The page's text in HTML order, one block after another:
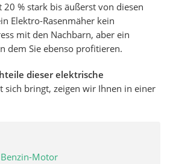
% stark bis äußerst von diesen
Elektro-Rasenmäher kein
mit den Nachbarn, aber ein
dem Sie ebenso profitieren.
dieser elektrische
sich bringt, zeigen wir Ihnen in einer
Motor